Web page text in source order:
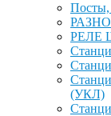
РЕЛЕ
(УКЛ)